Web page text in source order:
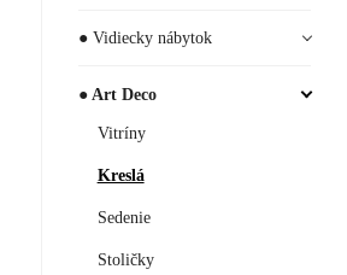
● Vidiecky nábytok
● Art Deco
Vitríny
Kreslá
Sedenie
Stoličky